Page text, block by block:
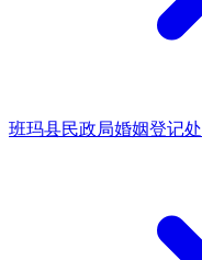
班玛县民政局婚姻登记处